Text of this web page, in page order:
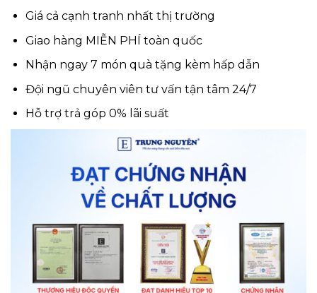
Giá cả cạnh tranh nhất thị trường
Giao hàng MIỄN PHÍ toàn quốc
Nhận ngay 7 món quà tặng kèm hấp dẫn
Đội ngũ chuyên viên tư vấn tận tâm 24/7
Hỗ trợ trả góp 0% lãi suất